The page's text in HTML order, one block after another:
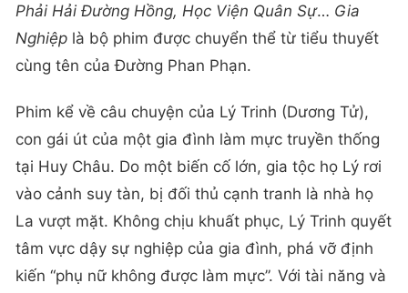
Phải Hải Đường Hồng, Học Viện Quân Sự… Gia
Nghiệp là bộ phim được chuyển thể từ tiểu thuyết
cùng tên của Đường Phan Phạn.
Phim kể về câu chuyện của Lý Trinh (Dương Tử),
con gái út của một gia đình làm mực truyền thống
tại Huy Châu. Do một biến cố lớn, gia tộc họ Lý rơi
vào cảnh suy tàn, bị đối thủ cạnh tranh là nhà họ
La vượt mặt. Không chịu khuất phục, Lý Trinh quyết
tâm vực dậy sự nghiệp của gia đình, phá vỡ định
kiến “phụ nữ không được làm mực”. Với tài năng và